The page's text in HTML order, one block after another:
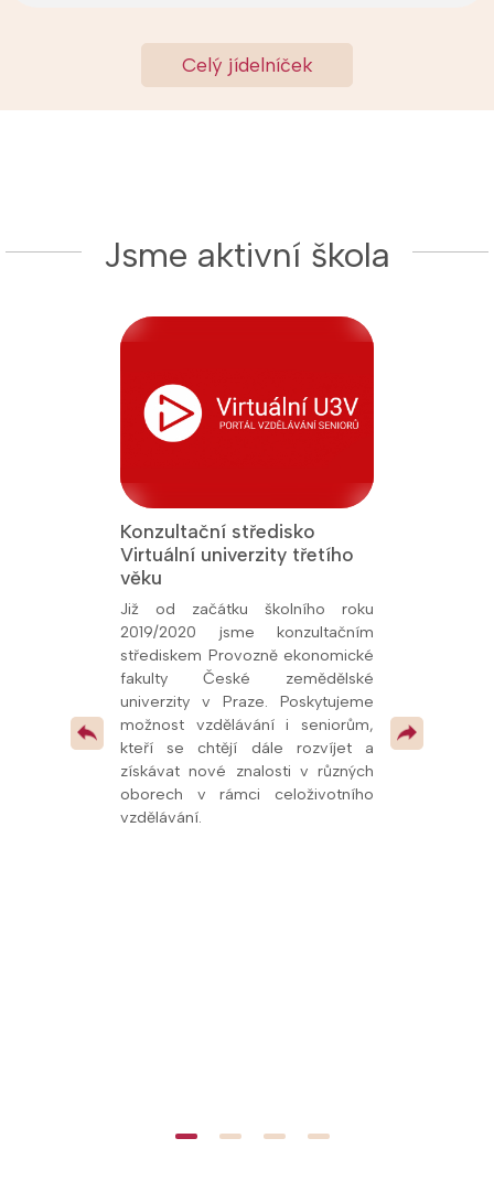
Celý jídelníček
Jsme aktivní škola
republice
v
Konzultační středisko
Virtuální univerzity třetího
věku
Již od začátku školního roku
2019/2020 jsme konzultačním
střediskem Provozně ekonomické
fakulty České zemědělské
univerzity v Praze. Poskytujeme
možnost vzdělávání i seniorům,
kteří se chtějí dále rozvíjet a
získávat nové znalosti v různých
oborech v rámci celoživotního
vzdělávání.
odborných